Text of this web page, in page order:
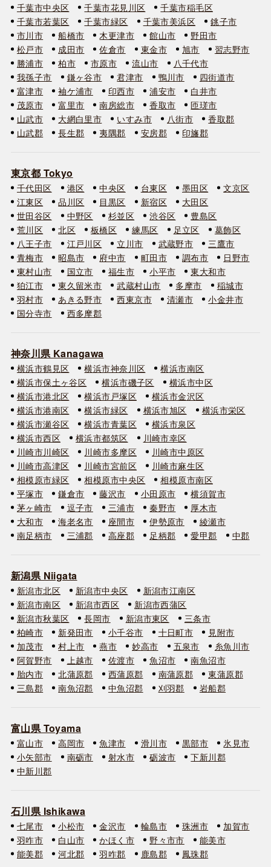
千葉市中央区 千葉市花見川区
千葉市稲毛区
千葉市若葉区
千葉市緑区 千葉市美浜区
銚子市
市川市
船橋市 木更津市 館山市
野田市
松戸市
成田市 佐倉市 東金市 旭市
習志野市
勝浦市
柏市 市原市 流山市
八千代市
我孫子市
鎌ヶ谷市 君津市 鴨川市
四街道市
富津市
袖ケ浦市 印西市 浦安市
白井市
茂原市
富里市 南房総市 香取市
匝瑳市
山武市
大網白里市 いすみ市 八街市
香取郡
山武郡
長生郡 夷隅郡 安房郡 印旛郡
東京都 Tokyo
千代田区 港区 中央区 台東区 墨田区
文京区
江東区
品川区 目黒区 新宿区
大田区
世田谷区
中野区 杉並区 渋谷区
豊島区
荒川区
北区 板橋区 練馬区 足立区
葛飾区
八王子市
江戸川区 立川市 武蔵野市
三鷹市
青梅市
昭島市 府中市 町田市 調布市
日野市
東村山市
国立市 福生市 小平市
東大和市
狛江市
東久留米市 武蔵村山市 多摩市
稲城市
羽村市
あきる野市 西東京市 清瀬市
小金井市
国分寺市
西多摩郡
神奈川県 Kanagawa
横浜市鶴見区 横浜市神奈川区
横浜市南区
横浜市保土ヶ谷区
横浜市磯子区
横浜市中区
横浜市港北区
横浜市戸塚区
横浜市金沢区
横浜市港南区
横浜市緑区 横浜市旭区
横浜市栄区
横浜市瀬谷区
横浜市青葉区
横浜市泉区
横浜市西区
横浜市都筑区
川崎市幸区
川崎市川崎区
川崎市多摩区
川崎市中原区
川崎市高津区
川崎市宮前区
川崎市麻生区
相模原市緑区
相模原市中央区
相模原市南区
平塚市
鎌倉市 藤沢市 小田原市
横須賀市
茅ヶ崎市
逗子市 三浦市 秦野市
厚木市
大和市
海老名市 座間市 伊勢原市
綾瀬市
南足柄市
三浦郡 高座郡 足柄郡 愛甲郡 中郡
新潟県 Niigata
新潟市北区 新潟市中央区
新潟市江南区
新潟市南区
新潟市西区
新潟市西蒲区
新潟市秋葉区
長岡市 新潟市東区
三条市
柏崎市
新発田市 小千谷市 十日町市
見附市
加茂市
村上市 燕市 妙高市 五泉市
糸魚川市
阿賀野市
上越市 佐渡市 魚沼市
南魚沼市
胎内市
北蒲原郡 西蒲原郡 南蒲原郡
東蒲原郡
三島郡
南魚沼郡 中魚沼郡 刈羽郡 岩船郡
富山県 Toyama
富山市 高岡市 魚津市 滑川市 黒部市
氷見市
小矢部市
南砺市 射水市 砺波市
下新川郡
中新川郡
石川県 Ishikawa
七尾市 小松市 金沢市 輪島市 珠洲市
加賀市
羽咋市
白山市 かほく市 野々市市
能美市
能美郡
河北郡 羽咋郡 鹿島郡 鳳珠郡